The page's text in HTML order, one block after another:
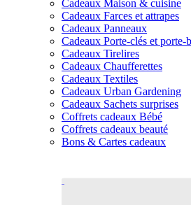
Cadeaux Maison & cuisine
Cadeaux Farces et attrapes
Cadeaux Panneaux
Cadeaux Porte-clés et porte-
Cadeaux Tirelires
Cadeaux Chaufferettes
Cadeaux Textiles
Cadeaux Urban Gardening
Cadeaux Sachets surprises
Coffrets cadeaux Bébé
Coffrets cadeaux beauté
Bons & Cartes cadeaux